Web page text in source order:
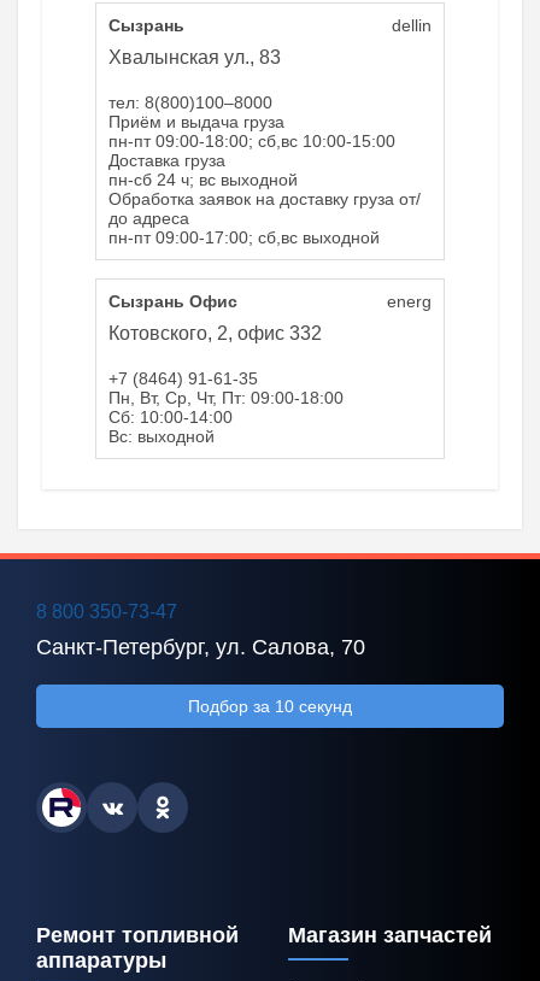
dellin
Сызрань
Хвалынская ул., 83
тел: 8(800)100–8000
Приём и выдача груза
пн-пт 09:00-18:00; сб,вс 10:00-15:00
Доставка груза
пн-сб 24 ч; вс выходной
Обработка заявок на доставку груза от/
до адреса
пн-пт 09:00-17:00; сб,вс выходной
energ
Сызрань Офис
Котовского, 2, офис 332
+7 (8464) 91-61-35
Пн, Вт, Ср, Чт, Пт: 09:00-18:00
Сб: 10:00-14:00
Вс: выходной
8 800 350-73-47
Санкт-Петербург, ул. Салова, 70
Подбор за 10 секунд
Ремонт топливной
аппаратуры
Магазин запчастей